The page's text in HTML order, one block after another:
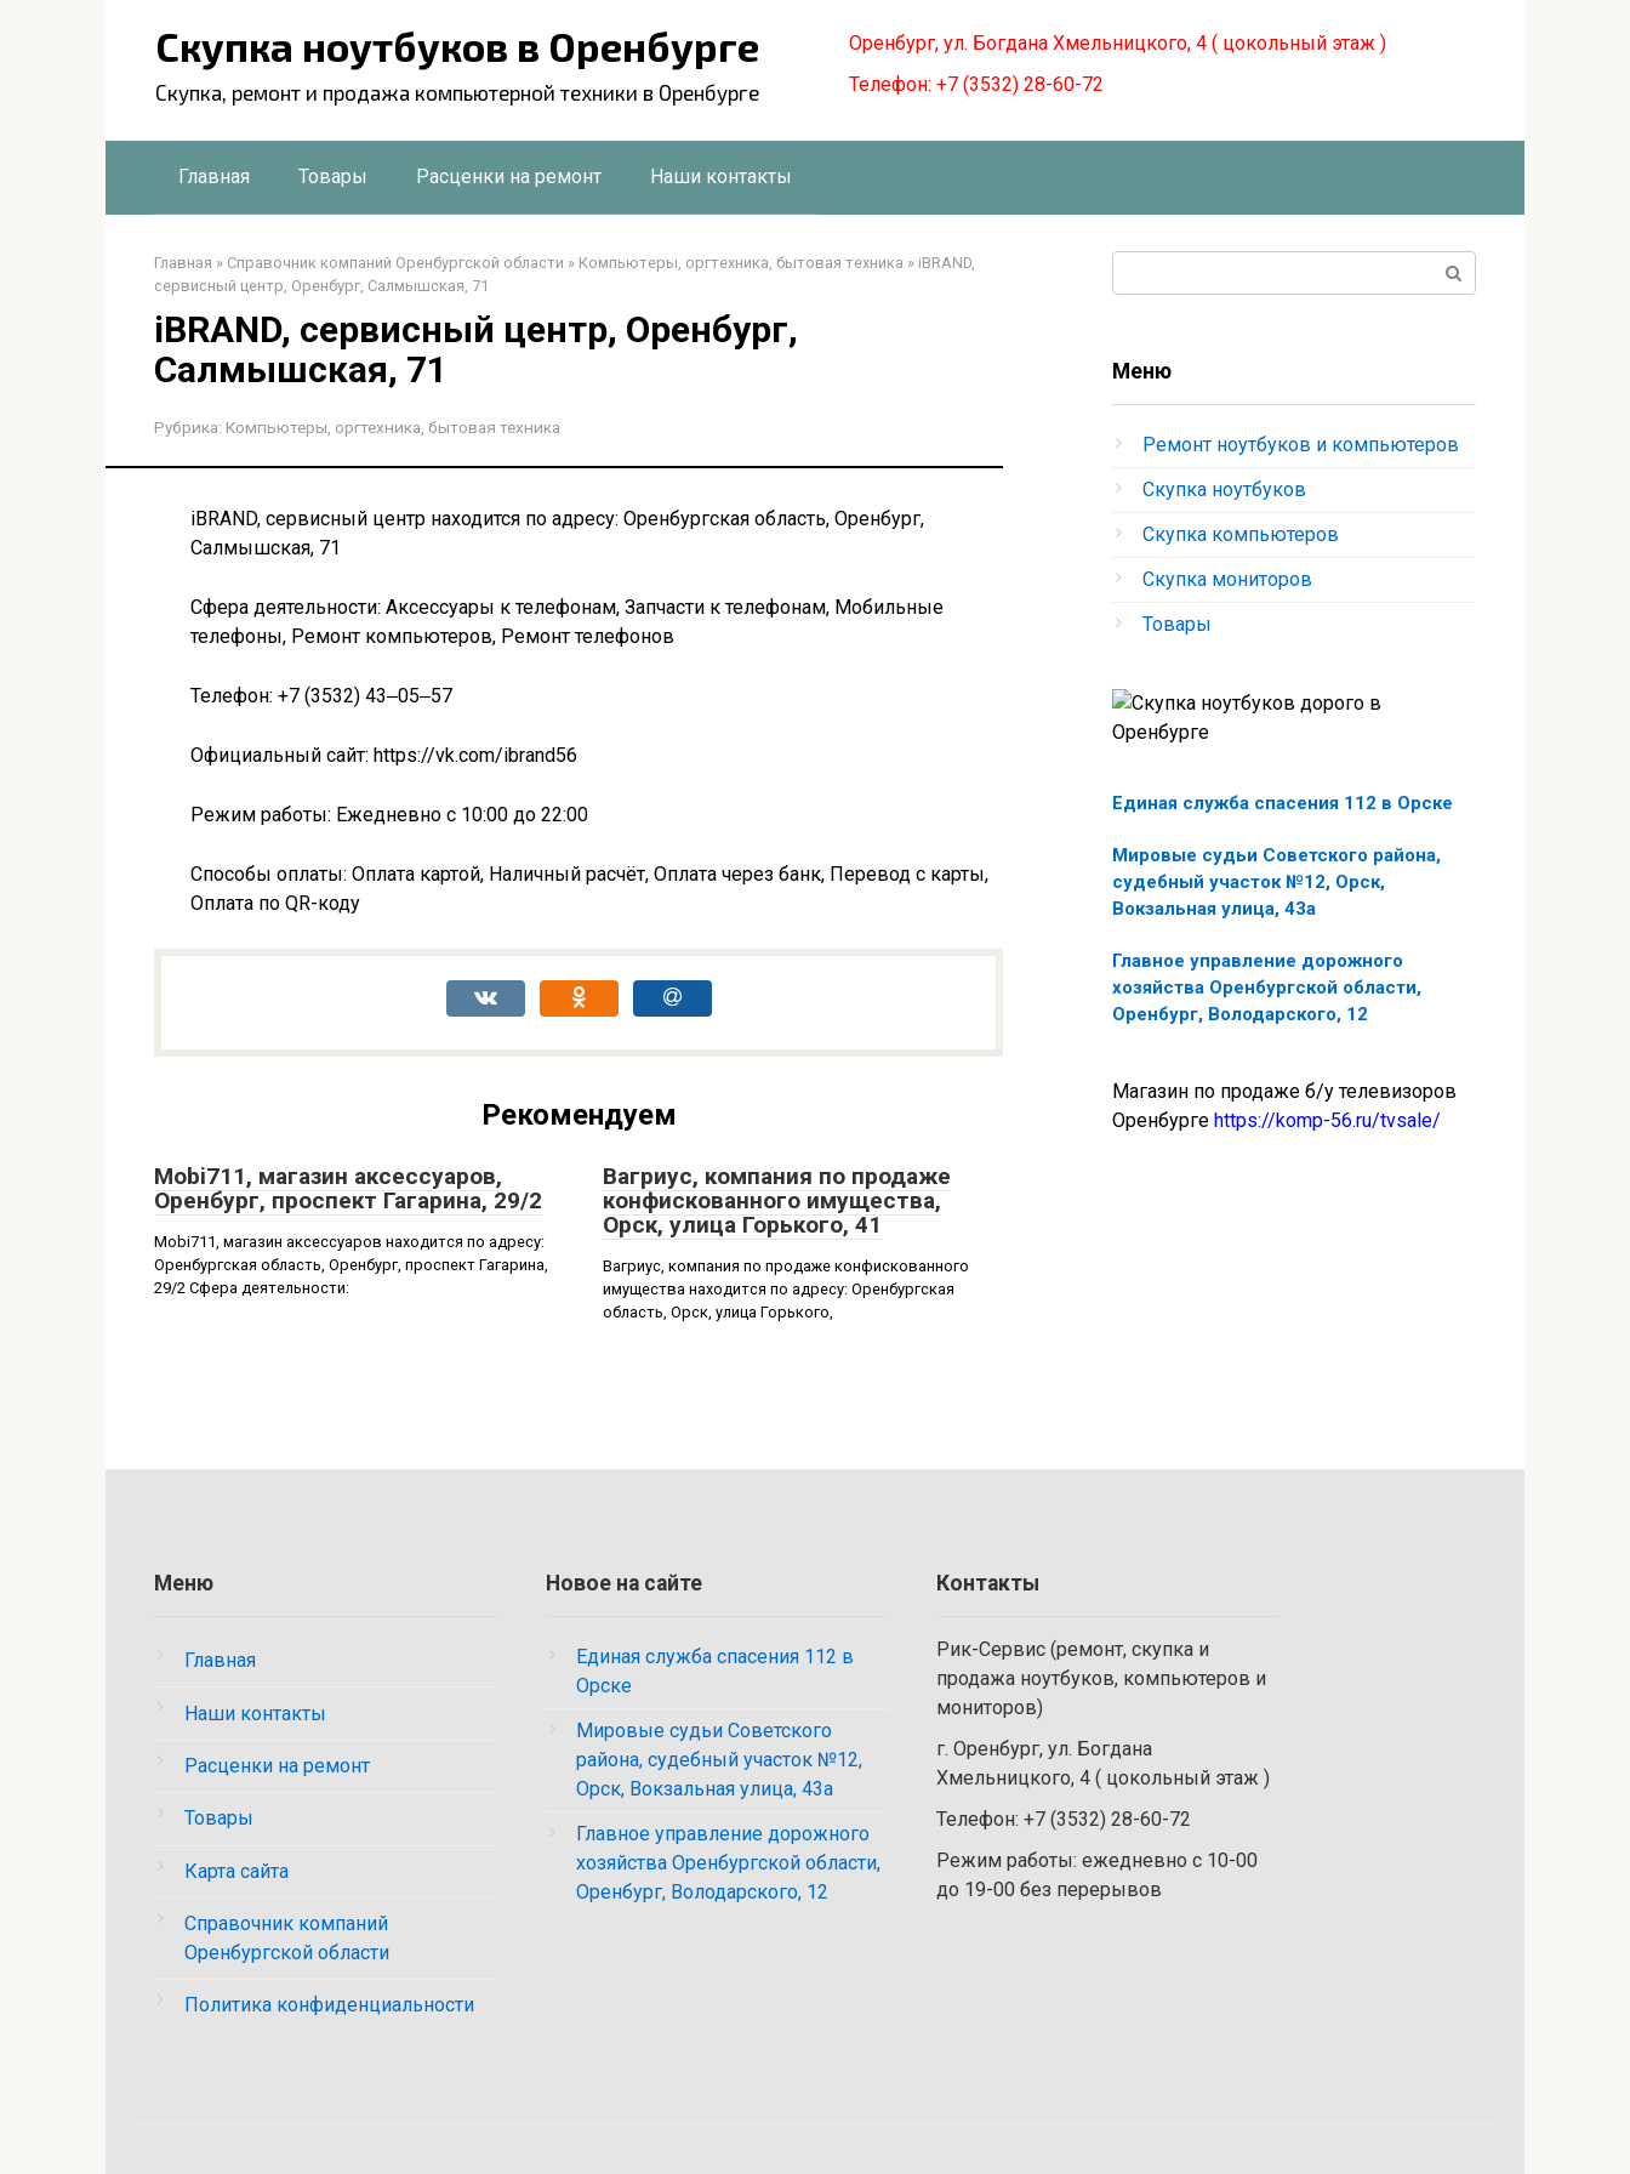
Скупка ноутбуков в Оренбурге
Скупка, ремонт и продажа компьютерной техники в Оренбурге
Оренбург, ул. Богдана Хмельницкого, 4 ( цокольный этаж )
Телефон: +7 (3532) 28-60-72
Главная Товары Расценки на ремонт Наши контакты
Главная » Справочник компаний Оренбургской области » Компьютеры, оргтехника, бытовая техника » iBRAND,
сервисный центр, Оренбург, Салмышская, 71
iBRAND, сервисный центр, Оренбург,
Салмышская, 71
Рубрика: Компьютеры, оргтехника, бытовая техника
iBRAND, сервисный центр находится по адресу: Оренбургская область, Оренбург,
Салмышская, 71
Сфера деятельности: Аксессуары к телефонам, Запчасти к телефонам, Мобильные
телефоны, Ремонт компьютеров, Ремонт телефонов
Телефон: +7 (3532) 43‒05‒57
Официальный сайт: https://vk.com/ibrand56
Режим работы: Ежедневно с 10:00 до 22:00
Способы оплаты: Оплата картой, Наличный расчёт, Оплата через банк, Перевод с карты,
Оплата по QR-коду
Рекомендуем
Mobi711, магазин аксессуаров,
Оренбург, проспект Гагарина, 29/2
Mobi711, магазин аксессуаров находится по адресу:
Оренбургская область, Оренбург, проспект Гагарина,
29/2 Сфера деятельности:
Вагриус, компания по продаже
конфискованного имущества,
Орск, улица Горького, 41
Вагриус, компания по продаже конфискованного
имущества находится по адресу: Оренбургская
область, Орск, улица Горького,
Меню
Ремонт ноутбуков и компьютеров
Скупка ноутбуков
Скупка компьютеров
Скупка мониторов
Товары
Единая служба спасения 112 в Орске
Мировые судьи Советского района,
судебный участок №12, Орск,
Вокзальная улица, 43а
Главное управление дорожного
хозяйства Оренбургской области,
Оренбург, Володарского, 12
Магазин по продаже б/у телевизоров
Оренбурге https://komp-56.ru/tvsale/
Меню
Главная
Наши контакты
Расценки на ремонт
Товары
Карта сайта
Справочник компаний
Оренбургской области
Политика конфиденциальности
Новое на сайте
Единая служба спасения 112 в
Орске
Мировые судьи Советского
района, судебный участок №12,
Орск, Вокзальная улица, 43а
Главное управление дорожного
хозяйства Оренбургской области,
Оренбург, Володарского, 12
Контакты
Рик-Сервис (ремонт, скупка и
продажа ноутбуков, компьютеров и
мониторов)
г. Оренбург, ул. Богдана
Хмельницкого, 4 ( цокольный этаж )
Телефон: +7 (3532) 28-60-72
Режим работы: ежедневно с 10-00
до 19-00 без перерывов